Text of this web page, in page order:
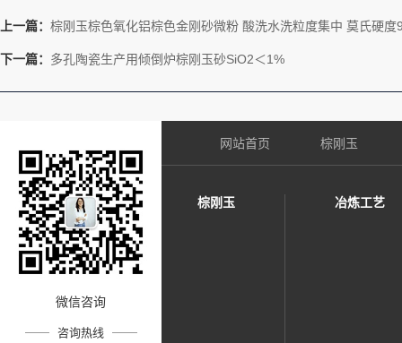
上一篇： 棕刚玉棕色氧化铝棕色金刚砂微粉 酸洗水洗粒度集中 莫氏硬度
下一篇： 多孔陶瓷生产用倾倒炉棕刚玉砂SiO2＜1%
微信咨询
咨询热线
网站首页 棕刚玉
棕刚玉 冶炼工艺